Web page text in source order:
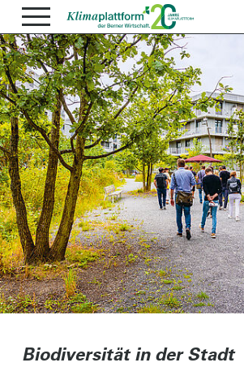
Biodiversität in der Stadt